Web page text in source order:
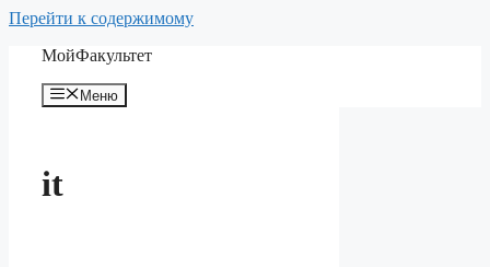
Перейти к содержимому
МойФакультет
Меню
it